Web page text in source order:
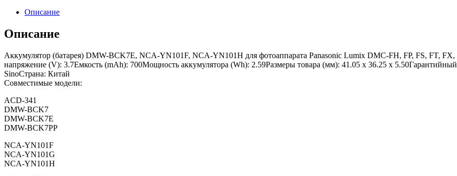
Описание
Описание
Аккумулятор (батарея) DMW-BCK7E, NCA-YN101F, NCA-YN101H для фотоаппарата Panasonic Lumix DMC-FH, FP, FS, FT,
напряжение (V): 3.7Емкость (mAh): 700Мощность аккумулятора (Wh): 2.59Размеры товара (мм): 41.05 x 36.25 x
SinoСтрана: Китай
Совместимые модели:
ACD-341
DMW-BCK7
DMW-BCK7E
DMW-BCK7PP
NCA-YN101F
NCA-YN101G
NCA-YN101H